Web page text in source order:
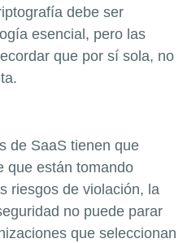
debe ser
esencial, pero las
que por sí sola, no
de SaaS tienen que
que están tomando
riesgos de violación, la
no puede parar
que seleccionan